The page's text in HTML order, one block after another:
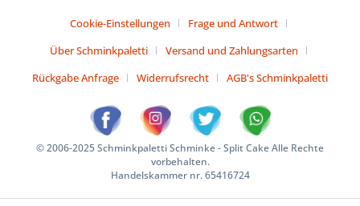
Cookie-Einstellungen
Frage und Antwort
Über Schminkpaletti
Versand und Zahlungsarten
Rückgabe Anfrage
Widerrufsrecht AGB's Schminkpaletti
© 2006-2025 Schminkpaletti Schminke - Split Cake Alle Rechte
vorbehalten.
Handelskammer nr. 65416724